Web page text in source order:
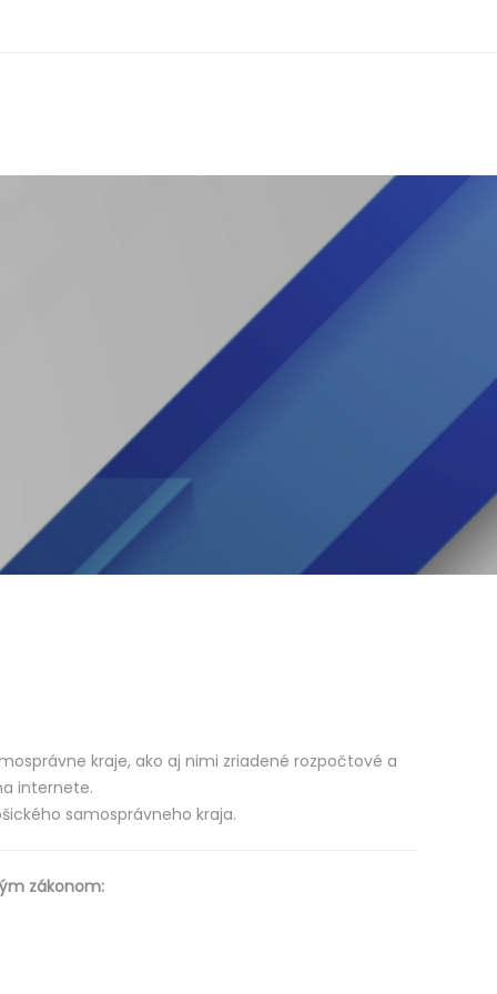
kraje, ako aj nimi zriadené rozpočtové a
internete.
samosprávneho kraja.
zákonom: